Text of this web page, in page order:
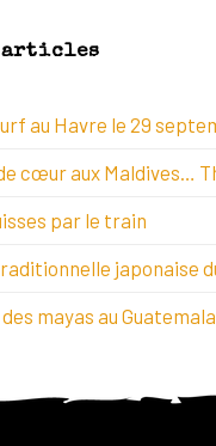
articles
au Havre le 29
cœur aux Maldives…
par le train
japonaise
mayas au Guatemala